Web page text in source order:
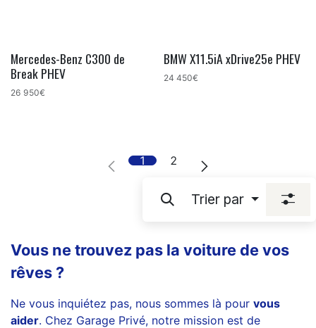
Mercedes-Benz C300 de
Break PHEV
26 950€
BMW X11.5iA xDrive25e PHEV
24 450€
1 2
Trier par
Vous ne trouvez pas la voiture de vos
rêves ?
Ne vous inquiétez pas, nous sommes là pour vous
aider. Chez Garage Privé, notre mission est de